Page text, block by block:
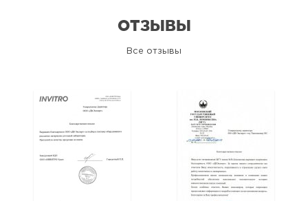
ОТЗЫВЫ
Все отзывы